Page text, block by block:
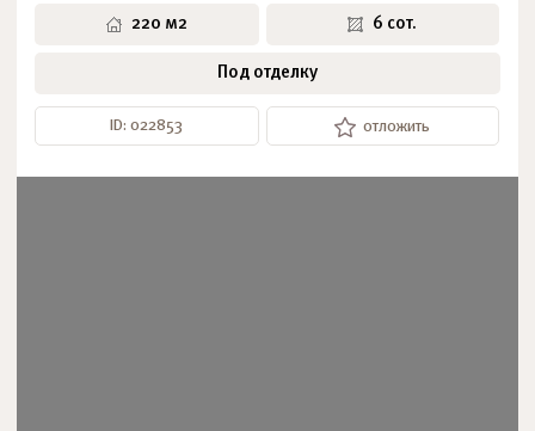
220 м2 6 сот.
Под отделку
ID: 022853 отложить